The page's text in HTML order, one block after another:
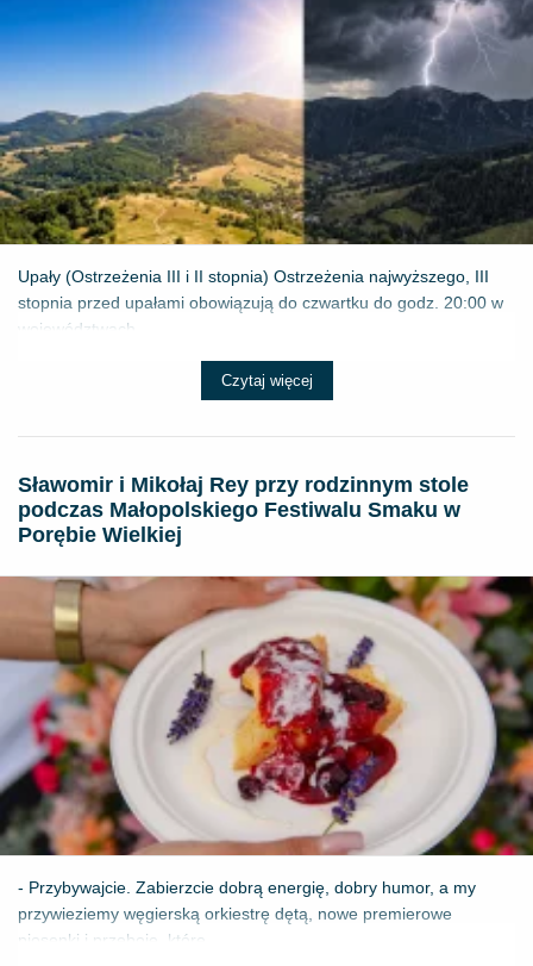
Upały (Ostrzeżenia III i II stopnia) Ostrzeżenia najwyższego, III
stopnia przed upałami obowiązują do czwartku do godz. 20:00 w
województwach...
Czytaj więcej
Sławomir i Mikołaj Rey przy rodzinnym stole
podczas Małopolskiego Festiwalu Smaku w
Porębie Wielkiej
- Przybywajcie. Zabierzcie dobrą energię, dobry humor, a my
przywieziemy węgierską orkiestrę dętą, nowe premierowe
piosenki i przeboje, które ...